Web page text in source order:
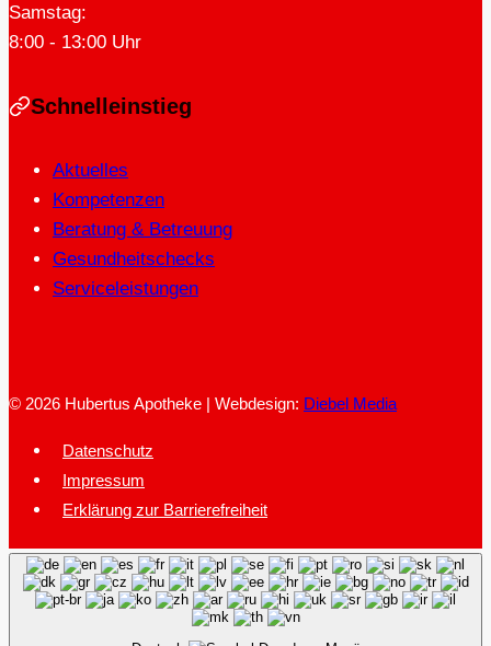
Samstag:
8:00 - 13:00 Uhr
Schnelleinstieg
Aktuelles
Kompetenzen
Beratung & Betreuung
Gesundheitschecks
Serviceleistungen
© 2026 Hubertus Apotheke | Webdesign: Diebel Media
Datenschutz
Impressum
Erklärung zur Barrierefreiheit